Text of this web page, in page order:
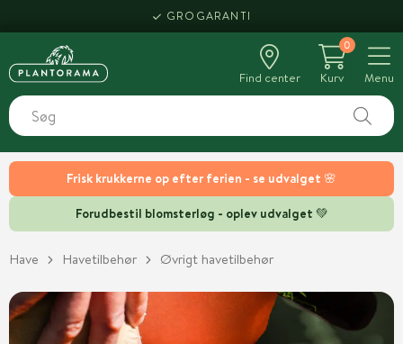
Frisk krukkerne op efter ferien - se udvalget 🌸
Forudbestil blomsterløg - oplev udvalget 💚
HENT SAMME DAG
Find center
0
Kurv
Menu
Have Havetilbehør Øvrigt havetilbehør